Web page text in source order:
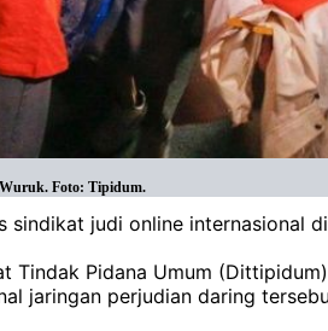
Foto: Tipidum.
sindikat judi online internasional
Tindak Pidana Umum
jaringan perjudian daring